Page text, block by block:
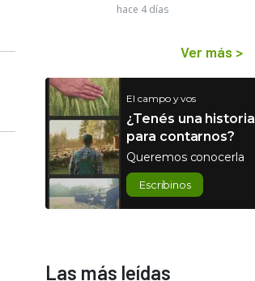
hace 4 días
Ver más >
El campo y vos
¿Tenés una historia
para contarnos?
Queremos conocerla
Escribinos
Las más leídas